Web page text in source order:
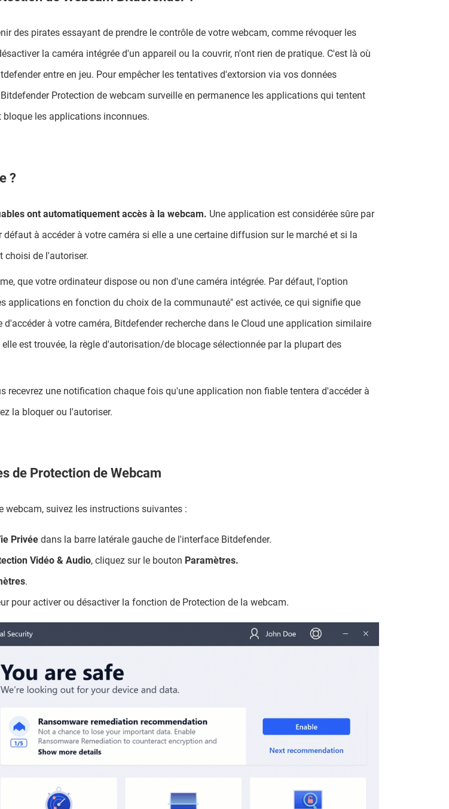
des pirates essayant de prendre le contrôle de votre webcam, comme révoquer les
la caméra intégrée d'un appareil ou la couvrir, n'ont rien de pratique. C'est là où
entre en jeu. Pour empêcher les tentatives d'extorsion via vos données
Protection de webcam surveille en permanence les applications qui tentent
bloque les applications inconnues.
?
ont automatiquement accès à la webcam. Une application est considérée sûre par
défaut à accéder à votre caméra si elle a une certaine diffusion sur le marché et si la
choisi de l'autoriser.
que votre ordinateur dispose ou non d'une caméra intégrée. Par défaut, l'option
applications en fonction du choix de la communauté" est activée, ce qui signifie que
à votre caméra, Bitdefender recherche dans le Cloud une application similaire
est trouvée, la règle d'autorisation/de blocage sélectionnée par la plupart des
recevrez une notification chaque fois qu'une application non fiable tentera d'accéder à
la bloquer ou l'autoriser.
de Protection de Webcam
webcam, suivez les instructions suivantes :
Privée dans la barre latérale gauche de l'interface Bitdefender.
Vidéo & Audio, cliquez sur le bouton Paramètres.
.
pour activer ou désactiver la fonction de Protection de la webcam.